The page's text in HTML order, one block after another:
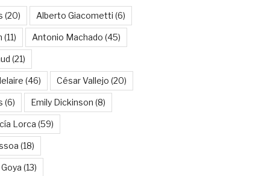
(20) Alberto Giacometti (6)
(11) Antonio Machado (45)
(21)
(46) César Vallejo (20)
(6) Emily Dickinson (8)
Lorca (59)
(18)
(13)